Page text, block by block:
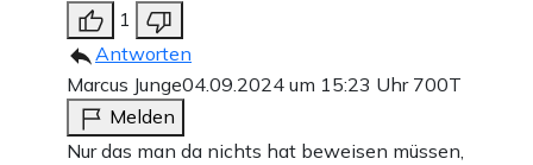
1
Antworten
Marcus Junge04.09.2024 um 15:23 Uhr 700T
Melden
Nur das man da nichts hat beweisen müssen,